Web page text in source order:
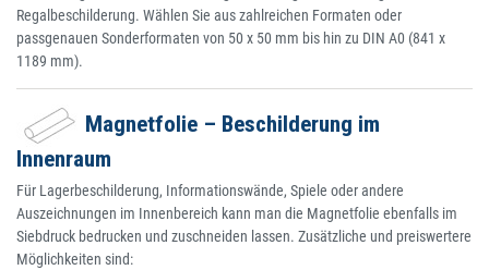
Regalbeschilderung. Wählen Sie aus zahlreichen Formaten oder
passgenauen Sonderformaten von 50 x 50 mm bis hin zu DIN A0 (841 x
1189 mm).
Magnetfolie – Beschilderung im
Innenraum
Für Lagerbeschilderung, Informationswände, Spiele oder andere
Auszeichnungen im Innenbereich kann man die Magnetfolie ebenfalls im
Siebdruck bedrucken und zuschneiden lassen. Zusätzliche und preiswertere
Möglichkeiten sind: